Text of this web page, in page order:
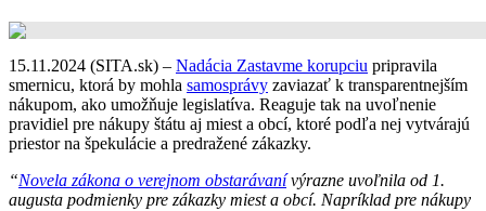
15.11.2024 (SITA.sk) – Nadácia Zastavme korupciu pripravila
smernicu, ktorá by mohla samosprávy zaviazať k transparentnejším
nákupom, ako umožňuje legislatíva. Reaguje tak na uvoľnenie
pravidiel pre nákupy štátu aj miest a obcí, ktoré podľa nej vytvárajú
priestor na špekulácie a predražené zákazky.
“Novela zákona o verejnom obstarávanívýrazne uvoľnila od 1.
augusta podmienky pre zákazky miest a obcí. Napríklad pre nákupy